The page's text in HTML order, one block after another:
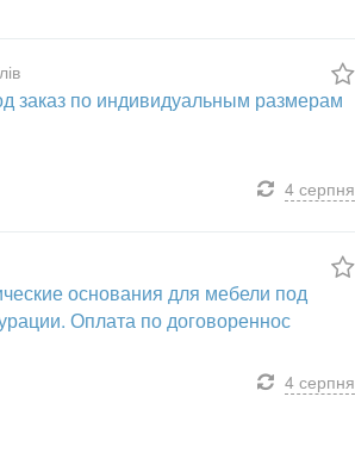
заказ по индивидуальным размерам
4 серпня
основания для мебели под
Оплата по договореннос
4 серпня